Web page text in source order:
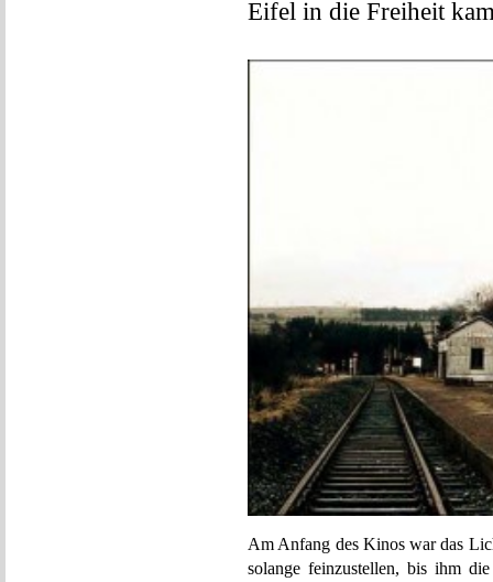
Eifel in die Freiheit
Am Anfang des Kinos war das
solange feinzustellen, bis ihm